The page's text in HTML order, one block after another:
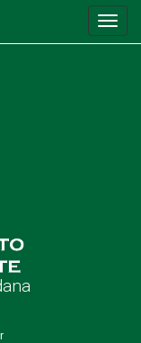
de